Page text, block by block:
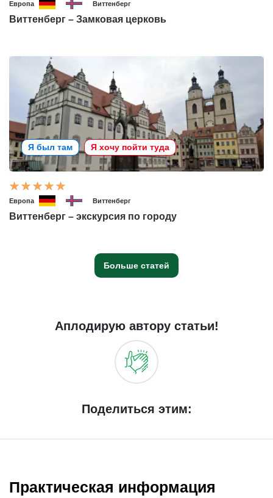
Европа Виттенберг
Виттенберг – Замковая церковь
Я был там Я хочу пойти туда
Европа Виттенберг
Виттенберг – экскурсия по городу
Больше статей
Аплодирую автору статьи!
Поделиться этим:
Практическая информация